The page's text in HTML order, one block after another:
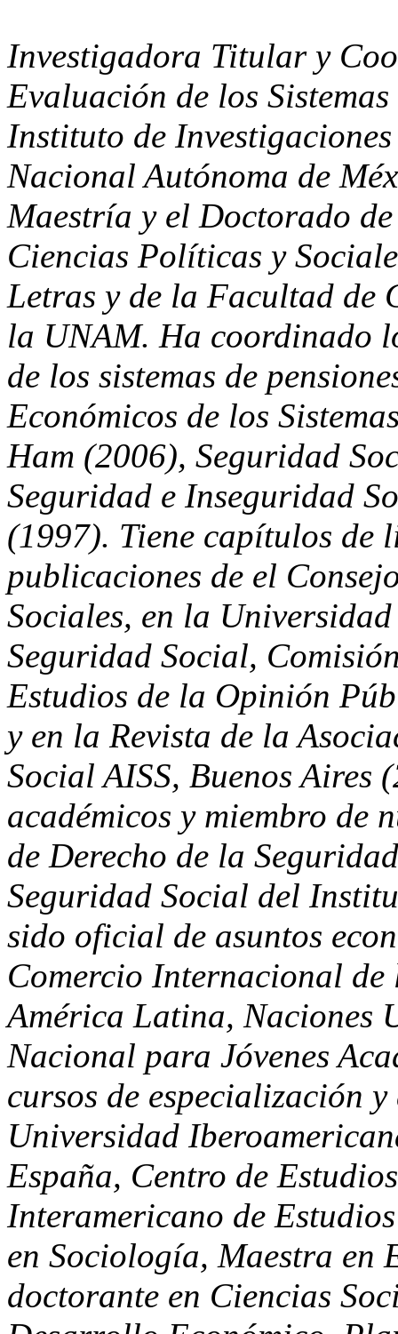
Investigadora Titular y
Evaluación de los
Instituto de
Nacional Autónoma de
Maestría y el Doctorado
Ciencias Políticas y
Letras y de la Facultad de
la UNAM. Ha coordinado
de los sistemas de
Económicos de los
Ham (2006), Seguridad
Seguridad e Inseguridad
(1997). Tiene capítulos de
publicaciones de el
Sociales, en la
Seguridad Social,
Estudios de la Opinión
y en la Revista de la
Social AISS, Buenos Aires
académicos y miembro de
de Derecho de la
Seguridad Social del
sido oficial de asuntos
Comercio Internacional
América Latina, Naciones
Nacional para Jóvenes
cursos de especialización
Universidad
España, Centro de
Interamericano de
en Sociología, Maestra en
doctorante en Ciencias